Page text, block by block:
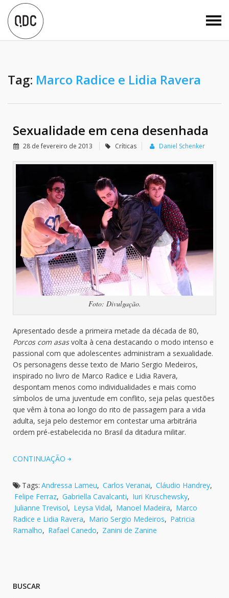
Tag: Marco Radice e Lidia Ravera
Sexualidade em cena desenhada
28 de fevereiro de 2013 Críticas Daniel Schenker
Foto: Divulgação.
Apresentado desde a primeira metade da década de 80,
Porcos com asasvolta à cena destacando o modo intenso e
passional com que adolescentes administram a sexualidade.
Os personagens desse texto de Mario Sergio Medeiros,
inspirado no livro de Marco Radice e Lidia Ravera,
despontam menos como individualidades e mais como
símbolos de uma juventude em conflito, seja pelas questões
que vêm à tona ao longo do rito de passagem para a vida
adulta, seja pelo destemor em contestar uma arbitrária
ordem pré-estabelecida no Brasil da ditadura militar.
CONTINUAÇÃO
Tags: Andressa Lameu, Carlos Veranai, Cláudio Handrey,
Felipe Ferraz, Gabriella Cavalcanti, Iuri Kruschewsky,
Julianne Trevisol, Leysa Vidal, Manoel Madeira, Marco
Radice e Lidia Ravera, Mario Sergio Medeiros, Patricia
Ramalho, Rafael Canedo, Zanini de Zanine
BUSCAR